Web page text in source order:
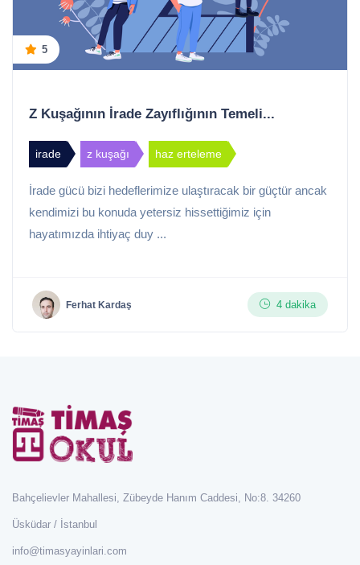
5
Z Kuşağının İrade Zayıflığının Temeli...
irade z kuşağı haz erteleme
İrade gücü bizi hedeflerimize ulaştıracak bir güçtür ancak
kendimizi bu konuda yetersiz hissettiğimiz için
hayatımızda ihtiyaç duy ...
Ferhat Kardaş 4 dakika
Bahçelievler Mahallesi, Zübeyde Hanım Caddesi, No:8. 34260
Üsküdar / İstanbul
info@timasyayinlari.com